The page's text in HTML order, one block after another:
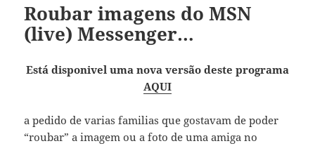
Roubar imagens do MSN
(live) Messenger…
Está disponivel uma nova versão deste programa
AQUI
a pedido de varias familias que gostavam de poder
“roubar” a imagem ou a foto de uma amiga no